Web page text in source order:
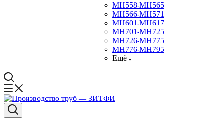
МН558-МН565
МН566-МН571
МН601-МН617
МН701-МН725
МН726-МН775
МН776-МН795
Ещё